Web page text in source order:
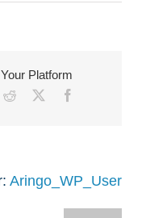
Platform!
Facebook
X
Aringo_WP_User